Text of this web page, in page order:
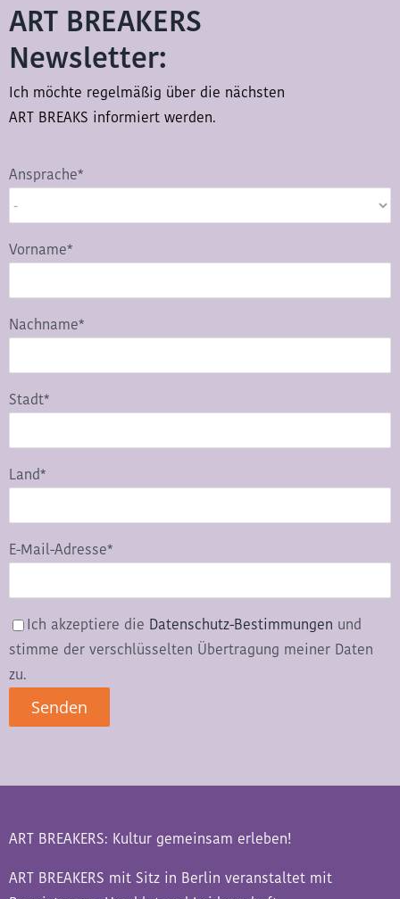
ART BREAKERS
Newsletter:
Ich möchte regelmäßig über die nächsten
ART BREAKS informiert werden.
Ansprache*
Vorname*
Nachname*
Stadt*
Land*
E-Mail-Adresse*
Ich akzeptiere die Datenschutz-Bestimmungen und
stimme der verschlüsselten Übertragung meiner Daten
zu.
ART BREAKERS: Kultur gemeinsam erleben!
ART BREAKERS mit Sitz in Berlin veranstaltet mit